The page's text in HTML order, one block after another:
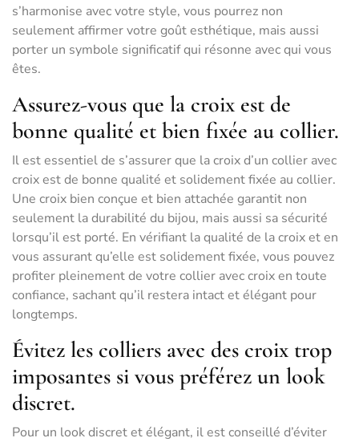
s’harmonise avec votre style, vous pourrez non
seulement affirmer votre goût esthétique, mais aussi
porter un symbole significatif qui résonne avec qui vous
êtes.
Assurez-vous que la croix est de
bonne qualité et bien fixée au collier.
Il est essentiel de s’assurer que la croix d’un collier avec
croix est de bonne qualité et solidement fixée au collier.
Une croix bien conçue et bien attachée garantit non
seulement la durabilité du bijou, mais aussi sa sécurité
lorsqu’il est porté. En vérifiant la qualité de la croix et en
vous assurant qu’elle est solidement fixée, vous pouvez
profiter pleinement de votre collier avec croix en toute
confiance, sachant qu’il restera intact et élégant pour
longtemps.
Évitez les colliers avec des croix trop
imposantes si vous préférez un look
discret.
Pour un look discret et élégant, il est conseillé d’éviter